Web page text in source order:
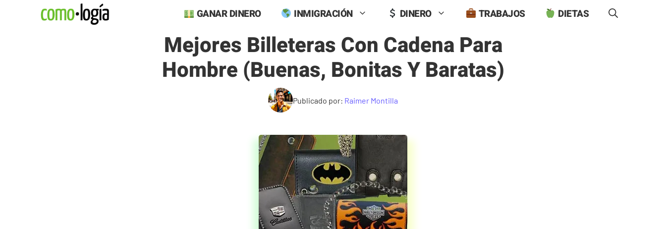
GANAR DINERO INMIGRACIÓN DINERO TRABAJOS DIETAS
Mejores Billeteras Con Cadena Para
Hombre (buenas, Bonitas Y Baratas)
Publicado por: Raimer Montilla